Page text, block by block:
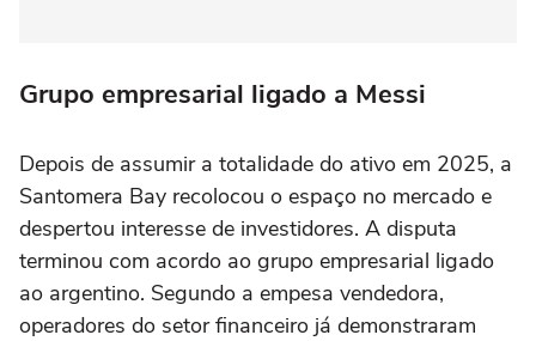
Grupo empresarial ligado a Messi
Depois de assumir a totalidade do ativo em 2025, a
Santomera Bay recolocou o espaço no mercado e
despertou interesse de investidores. A disputa
terminou com acordo ao grupo empresarial ligado
ao argentino. Segundo a empesa vendedora,
operadores do setor financeiro já demonstraram